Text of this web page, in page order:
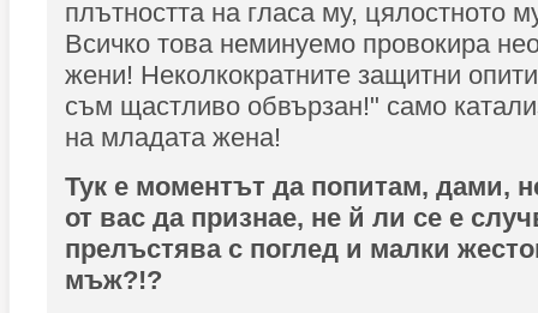
плътността на гласа му, цялостното
Всичко това неминуемо провокира
жени! Неколкократните защитни
съм щастливо обвързан!" само
на младата жена!
Тук е моментът да попитам, дами,
от вас да признае, не й ли се е
прелъстява с поглед и малки
мъж?!?